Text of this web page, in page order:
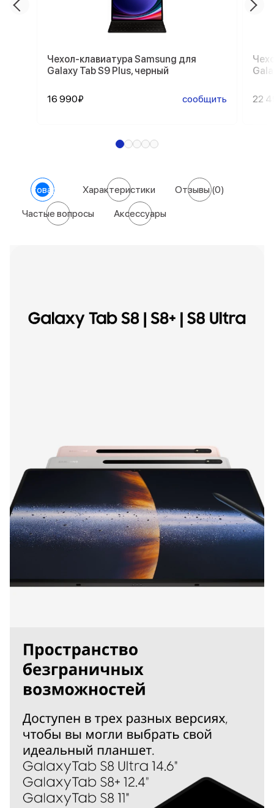
Чехол-клавиатура Samsung для
Galaxy Tab S9 Plus, черный
16 990₽ сообщить 22
О товаре Характеристики Отзывы(0)
Частые вопросы Аксессуары